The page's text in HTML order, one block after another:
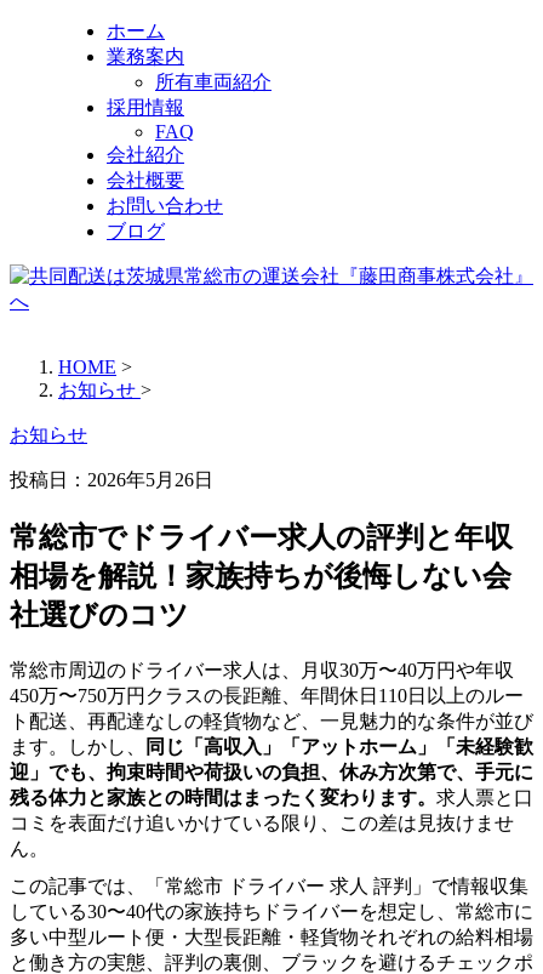
ホーム
業務案内
所有車両紹介
採用情報
FAQ
会社紹介
会社概要
お問い合わせ
ブログ
HOME >
お知らせ >
お知らせ
投稿日： 2026年5月26日
常総市でドライバー求人の評判と年収
相場を解説！家族持ちが後悔しない会
社選びのコツ
常総市周辺のドライバー求人は、月収30万〜40万円や年収
450万〜750万円クラスの長距離、年間休日110日以上のルー
ト配送、再配達なしの軽貨物など、一見魅力的な条件が並び
ます。しかし、
同じ「高収入」「アットホーム」「未経験歓
迎」でも、拘束時間や荷扱いの負担、休み方次第で、手元に
残る体力と家族との時間はまったく変わります。 求人票と口
コミを表面だけ追いかけている限り、この差は見抜けませ
ん。
この記事では、「常総市 ドライバー 求人 評判」で情報収集
している30〜40代の家族持ちドライバーを想定し、常総市に
多い中型ルート便・大型長距離・軽貨物それぞれの給料相場
と働き方の実態、評判の裏側、ブラックを避けるチェックポ